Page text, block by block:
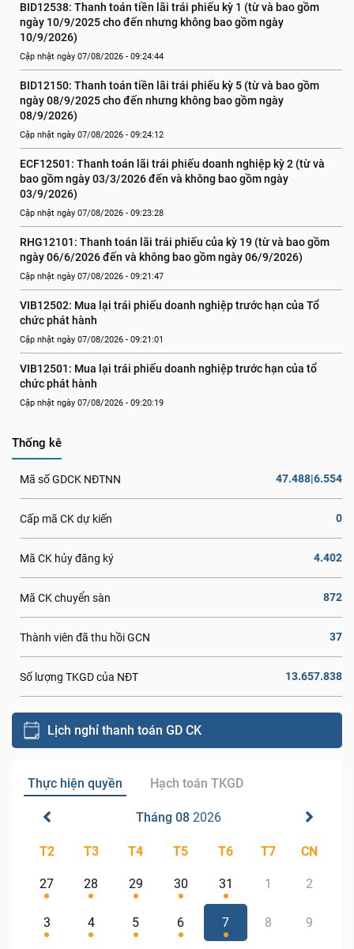
BID12538: Thanh toán tiền lãi trái phiếu kỳ 1 (từ và bao gồm
ngày 10/9/2025 cho đến nhưng không bao gồm ngày
10/9/2026)
Cập nhật ngày 07/08/2026 - 09:24:44
BID12150: Thanh toán tiền lãi trái phiếu kỳ 5 (từ và bao gồm
ngày 08/9/2025 cho đến nhưng không bao gồm ngày
08/9/2026)
Cập nhật ngày 07/08/2026 - 09:24:12
ECF12501: Thanh toán lãi trái phiếu doanh nghiệp kỳ 2 (từ và
bao gồm ngày 03/3/2026 đến và không bao gồm ngày
03/9/2026)
Cập nhật ngày 07/08/2026 - 09:23:28
RHG12101: Thanh toán lãi trái phiếu của kỳ 19 (từ và bao gồm
ngày 06/6/2026 đến và không bao gồm ngày 06/9/2026)
Cập nhật ngày 07/08/2026 - 09:21:47
VIB12502: Mua lại trái phiếu doanh nghiệp trước hạn của Tổ
chức phát hành
Cập nhật ngày 07/08/2026 - 09:21:01
VIB12501: Mua lại trái phiếu doanh nghiệp trước hạn của tổ
chức phát hành
Cập nhật ngày 07/08/2026 - 09:20:19
Thống kê
Mã số GDCK NĐTNN 47.488|6.554
Cấp mã CK dự kiến 0
Mã CK hủy đăng ký 4.402
Mã CK chuyển sàn 872
Thành viên đã thu hồi GCN 37
Số lượng TKGD của NĐT 13.657.838
Lịch nghỉ thanh toán GD CK
Thực hiện quyền Hạch toán TKGD
Tháng 08 2026
T2 T3 T4 T5 T6 T7 CN
27 28 29 30 31 1 2
3 4 5 6 7 8 9